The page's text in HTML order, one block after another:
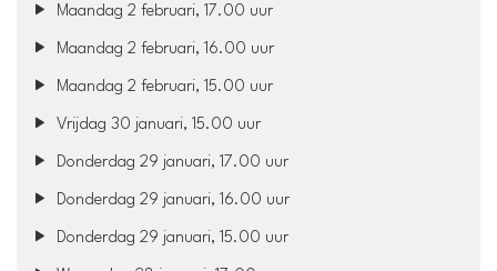
Maandag 2 februari, 17.00 uur
Maandag 2 februari, 16.00 uur
Maandag 2 februari, 15.00 uur
Vrijdag 30 januari, 15.00 uur
Donderdag 29 januari, 17.00 uur
Donderdag 29 januari, 16.00 uur
Donderdag 29 januari, 15.00 uur